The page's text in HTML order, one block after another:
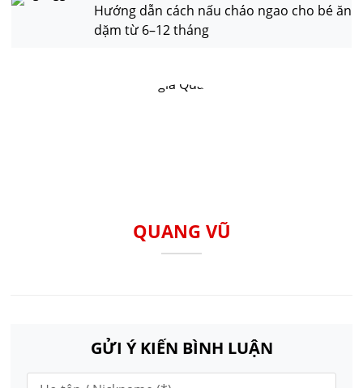
Hướng dẫn cách nấu cháo ngao cho bé ăn
dặm từ 6–12 tháng
QUANG VŨ
GỬI Ý KIẾN BÌNH LUẬN